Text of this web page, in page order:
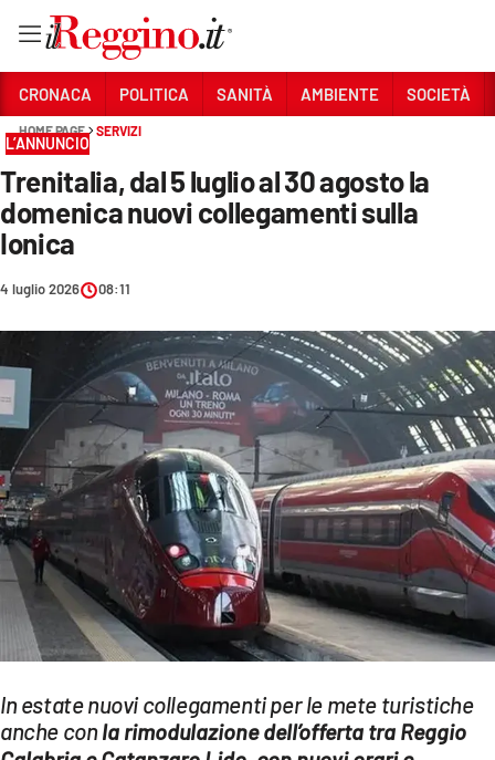
Sezioni
CRONACA
POLITICA
SANITÀ
AMBIENTE
SOCIETÀ
CULTURA
ECONOMIA E LAVORO
EVENTI
SPORT
Streaming
LAC NETWORK
CRONACA POLITICA SANITÀ AMBIENTE SOCIETÀ
HOME PAGE SERVIZI
L’ANNUNCIO
Trenitalia, dal 5 luglio al 30 agosto la
domenica nuovi collegamenti sulla
Ionica
4 luglio 2026 08:11
In estate nuovi collegamenti per le mete turistiche
anche conla rimodulazione dell’offerta tra Reggio